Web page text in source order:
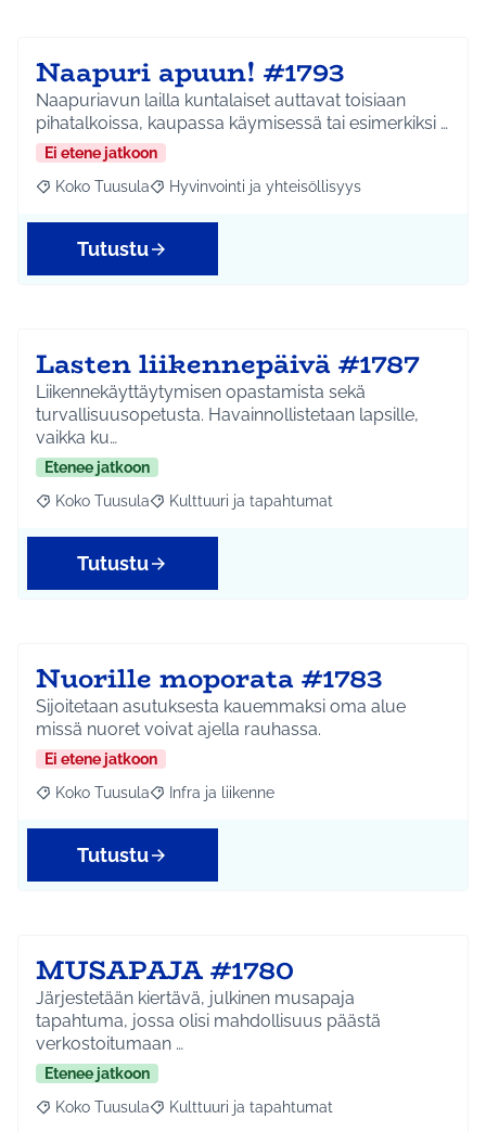
Naapuri apuun! #1793
Naapuriavun lailla kuntalaiset auttavat toisiaan
pihatalkoissa, kaupassa käymisessä tai esimerkiksi …
Ei etene jatkoon
Rajaa tulokset aihepiirin mukaan: Koko Tuusula
Koko Tuusula Rajaa tulokset teeman mukaan: Hyvinvointi ja
Hyvinvointi ja yhteisöllisyys
Tutustu
Lasten liikennepäivä #1787
Liikennekäyttäytymisen opastamista sekä
turvallisuusopetusta. Havainnollistetaan lapsille,
vaikka ku…
Etenee jatkoon
Rajaa tulokset aihepiirin mukaan: Koko Tuusula
Koko Tuusula Rajaa tulokset teeman mukaan: Kulttuuri ja
Kulttuuri ja tapahtumat
Tutustu
Nuorille moporata #1783
Sijoitetaan asutuksesta kauemmaksi oma alue
missä nuoret voivat ajella rauhassa.
Ei etene jatkoon
Rajaa tulokset aihepiirin mukaan: Koko Tuusula
Koko Tuusula Rajaa tulokset teeman mukaan: Infra ja liikenne
Infra ja liikenne
Tutustu
MUSAPAJA #1780
Järjestetään kiertävä, julkinen musapaja
tapahtuma, jossa olisi mahdollisuus päästä
verkostoitumaan …
Etenee jatkoon
Rajaa tulokset aihepiirin mukaan: Koko Tuusula
Koko Tuusula Rajaa tulokset teeman mukaan: Kulttuuri ja
Kulttuuri ja tapahtumat